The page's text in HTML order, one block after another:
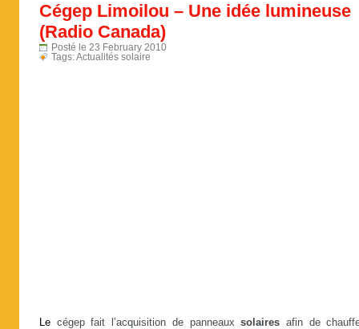
Cégep Limoilou – Une idée lumineuse
(Radio Canada)
Posté le 23 February 2010
Tags:Actualités solaire
Le cégep fait l’acquisition de panneauxsolaires afin de